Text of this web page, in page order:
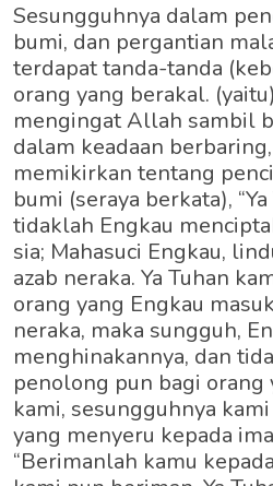
Sesungguhnya dalam
bumi, dan pergantian
terdapat tanda-tanda
orang yang berakal.
mengingat Allah sambil
dalam keadaan
memikirkan tentang
bumi (seraya berkata),
tidaklah Engkau
sia; Mahasuci Engkau,
azab neraka. Ya Tuhan
orang yang Engkau
neraka, maka sungguh,
menghinakannya, dan
penolong pun bagi orang
kami, sesungguhnya
yang menyeru kepada
“Berimanlah kamu